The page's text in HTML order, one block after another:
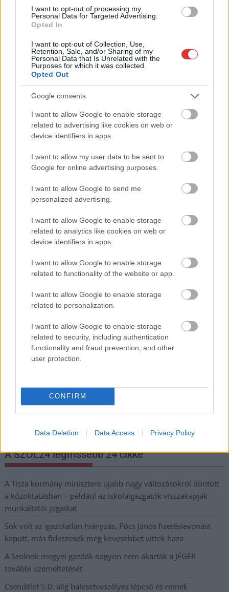
I want to opt-out of processing my
Personal Data for Targeted Advertising.
Opted In
I want to opt-out of Collection, Use,
Retention, Sale, and/or Sharing of my
Personal Data that Is Unrelated with the
Purposes for which it was collected.
Opted Out
Google consents
I want to allow Google to enable storage
related to advertising like cookies on web or
device identifiers in apps.
I want to allow my user data to be sent to
Google for online advertising purposes.
I want to allow Google to send me
personalized advertising.
I want to allow Google to enable storage
related to analytics like cookies on web or
device identifiers in apps.
I want to allow Google to enable storage
related to functionality of the website or app.
I want to allow Google to enable storage
related to personalization.
I want to allow Google to enable storage
related to security, including authentication
functionality and fraud prevention, and other
user protection.
CONFIRM
Data Deletion Data Access Privacy Policy
2026.08.05. szol24.hu
Tánccal, zeneszóval és vásárral telik meg
Jászberény, indul a Csángó Fesztivál
Ismét a Kárpát-medencei folklór és a hagyományőrzés
központjává válik Jászberény, ma indul a XXXIV. Csángó
Hírlevél feliratkozás
Adja meg keresztnevét:
Adja
meg e-mail címét:
Megismertem és elfogadom a
GDPR-szabályzat
Nem szeretne lemaradni semmiről? Csak egy kattintás, és hírlevelünk a
legfrissebb információkkal és exkluzív tartalmakkal hétről hétre
A SZOL24 legfrissebb 24 cikke
A Tisza kormány minisztere újabb nagy változásokról döntött
a közoktatásban – például az iskolaigazgatók visszakapják
munkáltatói jogaikat
Sok volt az igazolatlan hiányzás, Pócs János fizetéslevonást
kapott, más fideszesek még kevesebbet vittek haza
A Szolnok megyei gazdák nagyon nem akarták a JÉGER
további üzemeltetését
Csendélet 5.0: alig balesetveszélyes lépcső és remek